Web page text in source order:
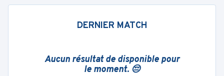
DERNIER MATCH
Aucun résultat de disponible pour
le moment. 😔